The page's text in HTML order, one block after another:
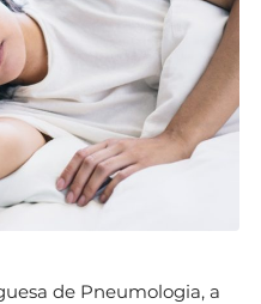
de Pneumologia, a